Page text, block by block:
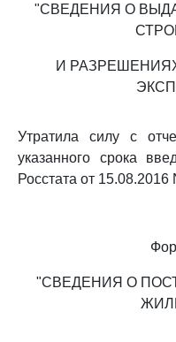
"СВЕДЕНИЯ О
И
Утратила силу с
указанного срока
Росстата от 15.08.2016
"СВЕДЕНИЯ О